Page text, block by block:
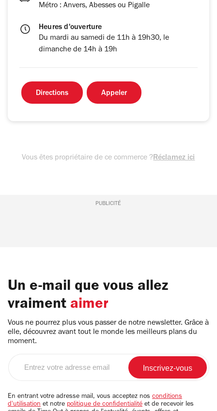
Métro : Anvers, Abesses ou Pigalle
Heures d'ouverture
Du mardi au samedi de 11h à 19h30, le
dimanche de 14h à 19h
Directions Appeler
Vous êtes propriétaire de ce commerce ?Réclamez ici
PUBLICITÉ
Un e-mail que vous allez
vraiment aimer
Vous ne pourrez plus vous passer de notre newsletter. Grâce à
elle, découvrez avant tout le monde les meilleurs plans du
moment.
email
En entrant votre adresse mail, vous acceptez nos conditions
d'utilisation et notre politique de confidentialité et de recevoir les